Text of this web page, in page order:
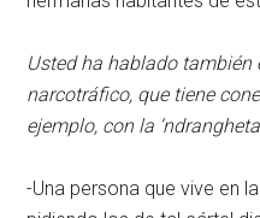
Usted ha hablado también
narcotráfico, que tiene
ejemplo, con la
-Una persona que vive en